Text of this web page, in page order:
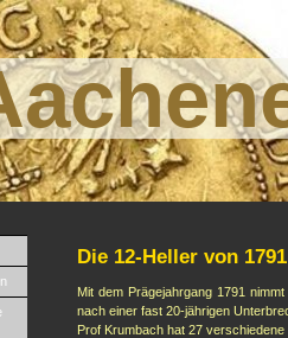
Die 12-Heller von 1791
Mit dem Prägejahrgang 1791
nach einer fast 20-jährigen
Prof Krumbach hat 27